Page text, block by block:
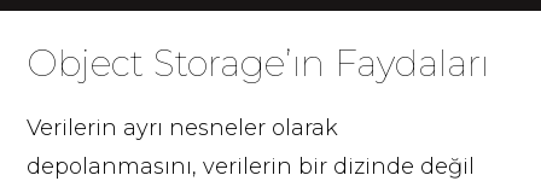
Object Storage’ın Faydaları
Verilerin ayrı nesneler olarak
depolanmasını, verilerin bir dizinde değil